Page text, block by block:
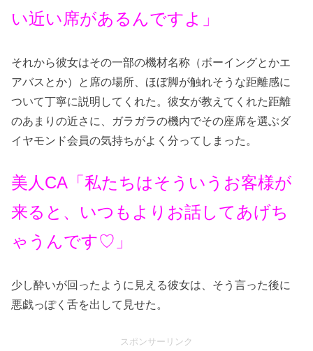
い近い席があるんですよ」
それから彼女はその一部の機材名称（ボーイングとかエ
アバスとか）と席の場所、ほぼ脚が触れそうな距離感に
ついて丁寧に説明してくれた。彼女が教えてくれた距離
のあまりの近さに、ガラガラの機内でその座席を選ぶダ
イヤモンド会員の気持ちがよく分ってしまった。
美人CA「私たちはそういうお客様が
来ると、いつもよりお話してあげち
ゃうんです♡」
少し酔いが回ったように見える彼女は、そう言った後に
悪戯っぽく舌を出して見せた。
スポンサーリンク